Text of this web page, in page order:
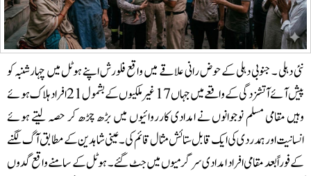
دہلی ۔ جنوبی دہلی کے حوض رانی علاقے میں واقع فلورش اپنے ہوٹل میں چہارشنبہ کو
پیش آئے آتشزدگی کے واقعے میں جہاں 17 غیر ملکیوں کے بشمول 21 افراد ہلاک ہوئے
مقامی مسلم نوجوانوں نے امدادی کارروائیوں میں بڑھ چڑھ کر حصہ لیتے ہوئے
اور ہمدردی کی ایک قابل ستائش مثال قائم کی۔ عینی شاہدین کے مطابق آگ لگنے
فوراًبعد مقامی افراد امدادی سرگرمیوں میں جٹ گئے ۔ ہوٹل کے سامنے واقع گدوں